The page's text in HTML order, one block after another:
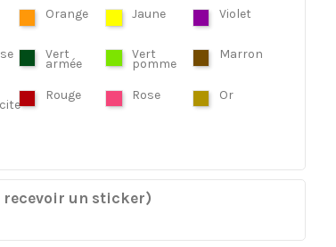
Orange Jaune Violet
Vert
armée
Vert
pomme
Marron
Rouge Rose Or
recevoir un sticker)